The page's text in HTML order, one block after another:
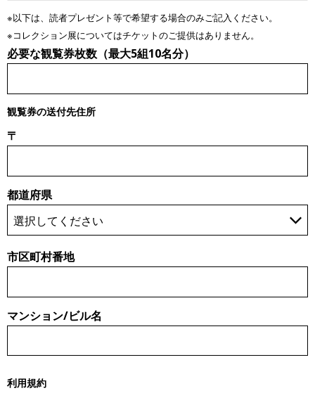
※以下は、読者プレゼント等で希望する場合のみご記入ください。
※コレクション展についてはチケットのご提供はありません。
必要な観覧券枚数（最大5組10名分）
観覧券の送付先住所
〒
都道府県
市区町村番地
マンション/ビル名
利用規約